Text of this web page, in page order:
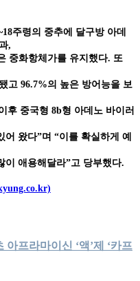
주령의 중추에 달구방 아데
,
중화항체가를 유지했다. 또
고 96.7%의 높은 방어능을 보
후 중국형 8b형 아데노 바이러
왔다”며 “이를 확실하게 예
이 애용해달라”고 당부했다.
프라마이신 ‘액’제 ‘카프